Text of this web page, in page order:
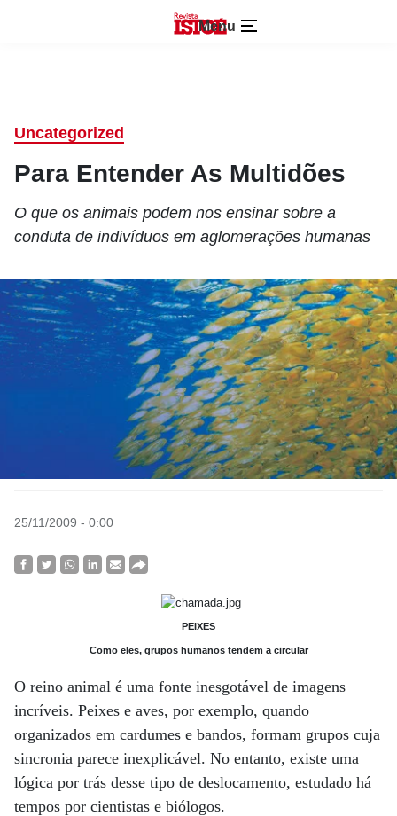
Menu
Uncategorized
Para Entender As Multidões
O que os animais podem nos ensinar sobre a
conduta de indivíduos em aglomerações humanas
25/11/2009 - 0:00
PEIXES
Como eles, grupos humanos tendem a circular
O reino animal é uma fonte inesgotável de imagens
incríveis. Peixes e aves, por exemplo, quando
organizados em cardumes e bandos, formam grupos cuja
sincronia parece inexplicável. No entanto, existe uma
lógica por trás desse tipo de deslocamento, estudado há
tempos por cientistas e biólogos.